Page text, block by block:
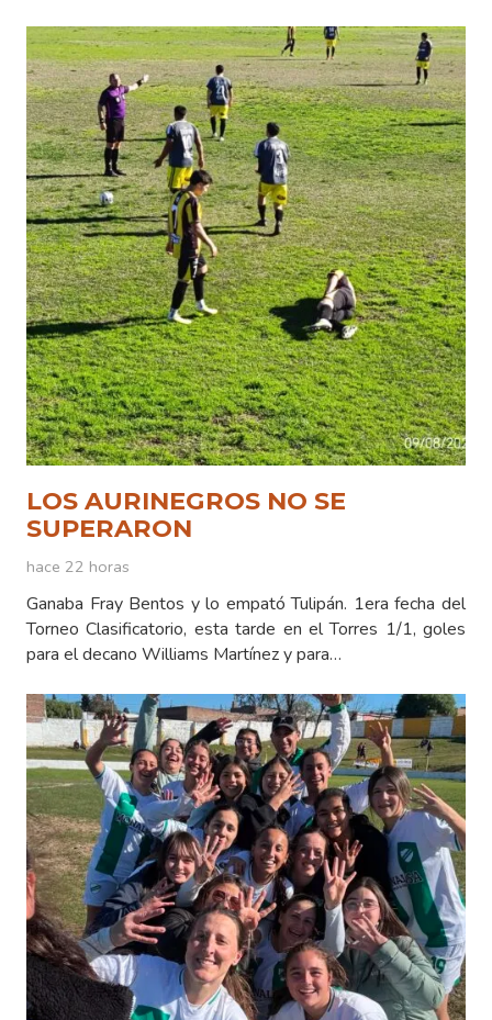
LOS AURINEGROS NO SE
SUPERARON
hace 22 horas
Ganaba Fray Bentos y lo empató Tulipán. 1era fecha del
Torneo Clasificatorio, esta tarde en el Torres 1/1, goles
para el decano Williams Martínez y para…